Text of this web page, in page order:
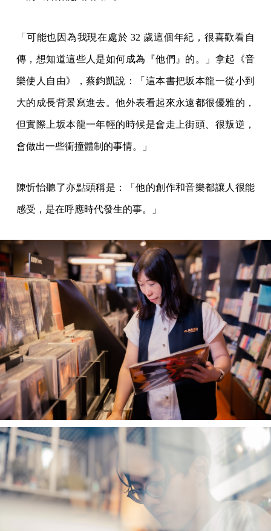
「可能也因為我現在處於 32 歲這個年紀，很喜歡看自
傳，想知道這些人是如何成為『他們』的。」拿起《音
樂使人自由》，蔡鈞凱說：「這本書把坂本龍一從小到
大的成長背景寫進去。他外表看起來永遠都很優雅的，
但實際上坂本龍一年輕的時候是會走上街頭、很叛逆，
會做出一些衝撞體制的事情。」
陳忻怡聽了亦點頭稱是：「他的創作和音樂都讓人很能
感受，是在呼應時代發生的事。」